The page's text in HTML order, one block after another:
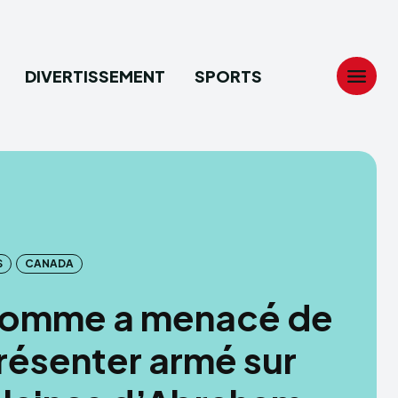
DIVERTISSEMENT SPORTS
CANADA
a menacé de
armé sur